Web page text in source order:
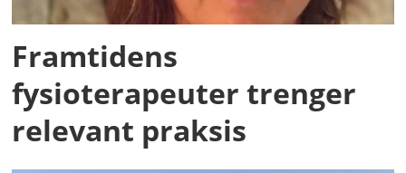
Framtidens
fysioterapeuter trenger
relevant praksis